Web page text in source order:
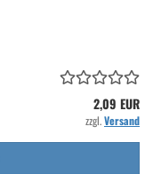
2,09 EUR
zzgl.Versand